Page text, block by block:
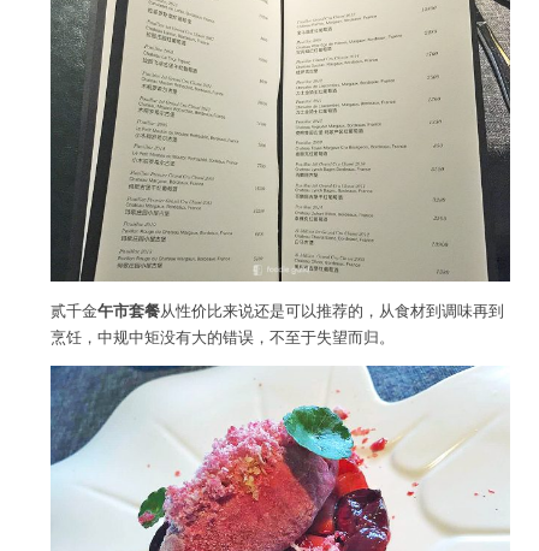
贰千金午市套餐从性价比来说还是可以推荐的，从食材到调味再到
烹饪，中规中矩没有大的错误，不至于失望而归。